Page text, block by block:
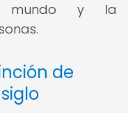
mundo y la
de